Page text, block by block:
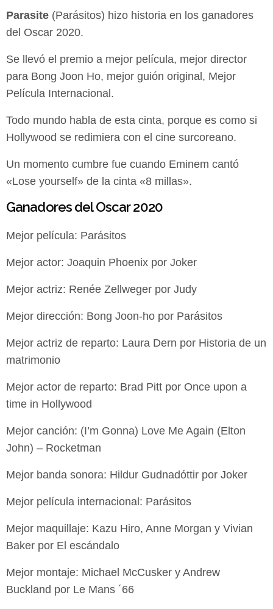
Parasite (Parásitos) hizo historia en los ganadores
del Oscar 2020.
Se llevó el premio a mejor película, mejor director
para Bong Joon Ho, mejor guión original, Mejor
Película Internacional.
Todo mundo habla de esta cinta, porque es como si
Hollywood se redimiera con el cine surcoreano.
Un momento cumbre fue cuando Eminem cantó
«Lose yourself» de la cinta «8 millas».
Ganadores del Oscar 2020
Mejor película: Parásitos
Mejor actor: Joaquin Phoenix por Joker
Mejor actriz: Renée Zellweger por Judy
Mejor dirección: Bong Joon-ho por Parásitos
Mejor actriz de reparto: Laura Dern por Historia de un
matrimonio
Mejor actor de reparto: Brad Pitt por Once upon a
time in Hollywood
Mejor canción: (I’m Gonna) Love Me Again (Elton
John) – Rocketman
Mejor banda sonora: Hildur Gudnadóttir por Joker
Mejor película internacional: Parásitos
Mejor maquillaje: Kazu Hiro, Anne Morgan y Vivian
Baker por El escándalo
Mejor montaje: Michael McCusker y Andrew
Buckland por Le Mans ´66